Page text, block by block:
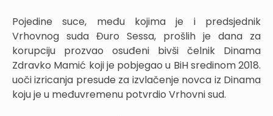
Pojedine suce, među kojima je i predsjednik
Vrhovnog suda Đuro Sessa, prošlih je dana za
korupciju prozvao osuđeni bivši čelnik Dinama
Zdravko Mamić koji je pobjegao u BiH sredinom 2018.
uoči izricanja presude za izvlačenje novca iz Dinama
koju je u međuvremenu potvrdio Vrhovni sud.